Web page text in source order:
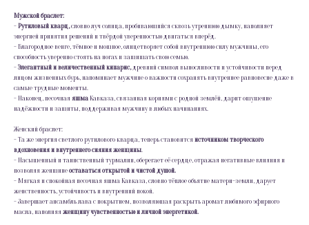
Мужской браслет:
-Рутиловый кварц,словно луч солнца, пробивающийся сквозь утреннюю дымку, наполняет
энергией принятия решений и твёрдой уверенностью двигаться вперёд.
- Благородное венге, тёмное и мощное, олицетворяет собой внутреннюю силу мужчины, его
способность уверенно стоять на ногах и защищать свою семью.
-Элегантный и величественный кипарис,древний символ выносливости и устойчивости перед
лицом жизненных бурь, напоминает мужчине о важности сохранять внутреннее равновесие даже в
самые трудные моменты.
- Наконец, песочная яшма Кавказа, связанная корнями с родной землёй, дарит ощущение
надёжности и защиты, поддерживая мужчину в любых начинаниях.
Женский браслет:
- Та же энергия светлого рутилового кварца, теперь становится источником творческого
вдохновения и внутреннего сияния женщины.
- Насыщенный и таинственный турмалин, оберегает её сердце, отражая негативные влияния и
позволяя женщинеоставаться открытой и чистой душой.
- Мягкая и спокойная песочная яшма Кавказа, словно тёплое объятие матери-земли, дарует
женственность, устойчивость и внутренний покой.
- Завершает ансамбль лава с покрытием, позволяющая раскрыть аромат любимого эфирного
масла, наполняя женщину чувственностью и личной энергетикой.